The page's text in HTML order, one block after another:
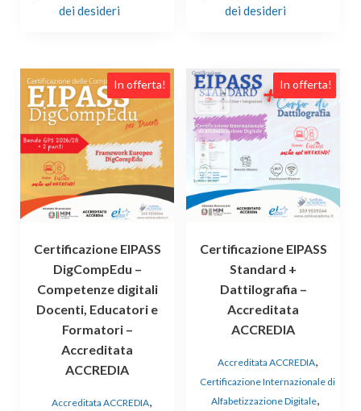
dei desideri
dei desideri
In offerta!
Certificazione EIPASS
DigCompEdu –
Competenze digitali
Docenti, Educatori e
Formatori –
Accreditata
ACCREDIA
Accreditata ACCREDIA,
In offerta!
Certificazione EIPASS
Standard +
Dattilografia –
Accreditata
ACCREDIA
Accreditata ACCREDIA,
Certificazione Internazionale di
Alfabetizzazione Digitale,
Questo
prodotto
ha
più
varianti.
Le
opzioni
possono
scelte
pagina
prodotto